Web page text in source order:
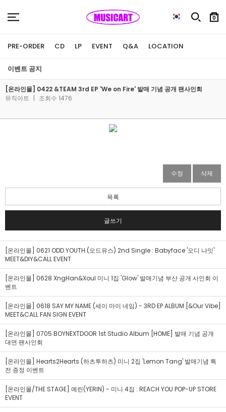
0
PRE-ORDER CD LP EVENT Q&A LOCATION
이벤트 공지
[온라인몰] 0422 &TEAM 3rd EP 'We on Fire' 발매 기념 공개 팬사인회
뮤직아트 | 조회수 1476
수정 삭제
목록
글쓰기
[온라인몰] 0621 ODD YOUTH (오드유스) 2nd Single : Babyface '오디 나잇'
MEET&DIY&CALL EVENT
[온라인몰] 0628 XngHan&Xoul 미니 1집 'Glow' 발매기념 부산 공개 사인회 이
벤트
[온라인몰] 0618 SAY MY NAME (세이 마이 네임) - 3RD EP ALBUM [&Our Vibe]
MEET&CALL FAN SIGN EVENT
[온라인몰] 0705 BOYNEXTDOOR 1st Studio Album [HOME] 발매 기념 공개
대면 팬사인회
[온라인몰] Hearts2Hearts (하츠투하츠) 미니 2집 'Lemon Tang' 발매기념 특
전 증정 이벤트
[온라인몰/THE STAGE] 예린(YERIN) - 미니 4집 : REACH YOU POP-UP STORE
EVENT